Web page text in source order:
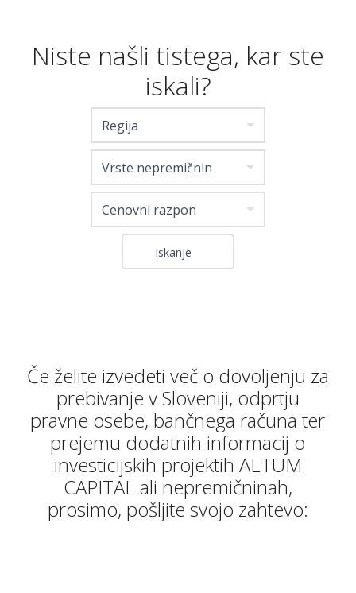
Niste našli tistega, kar ste
iskali?
Regija
Vrste nepremičnin
Cenovni razpon
Če želite izvedeti več o dovoljenju za
prebivanje v Sloveniji, odprtju
pravne osebe, bančnega računa ter
prejemu dodatnih informacij o
investicijskih projektih ALTUM
CAPITAL ali nepremičninah,
prosimo, pošljite svojo zahtevo: